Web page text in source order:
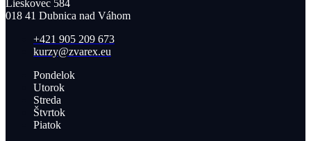
Lieskovec 584
018 41 Dubnica nad Váhom​
+421 905 209 673​
kurzy@zvarex.eu
Pondelok
Utorok
Streda
Štvrtok
Piatok